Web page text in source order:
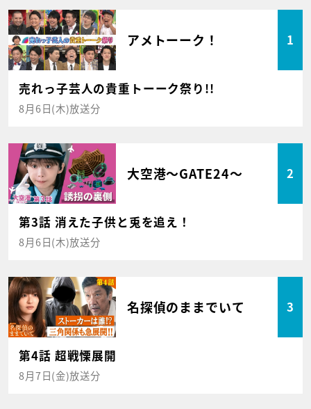
アメトーーク！ 1
売れっ子芸人の貴重トーーク祭り!!
8月6日(木)放送分
大空港～GATE24～ 2
第3話 消えた子供と兎を追え！
8月6日(木)放送分
名探偵のままでいて 3
第4話 超戦慄展開
8月7日(金)放送分